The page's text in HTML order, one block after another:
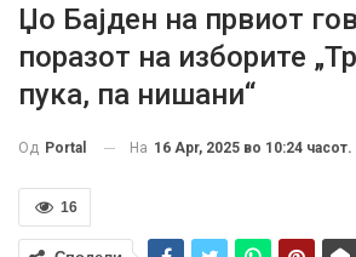
Џо Бајден на првиот
поразот на изборите
пука, па нишани“
Од Portal На 16 Apr, 2025 во 10:24 часот.
16